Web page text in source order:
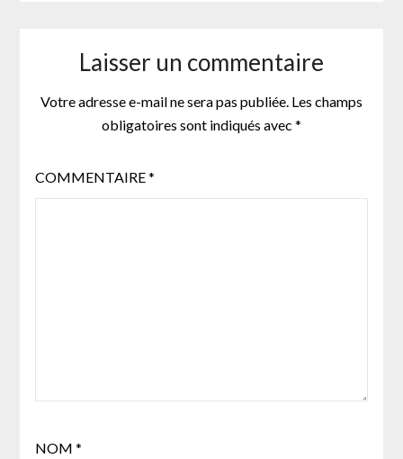
Laisser un commentaire
Votre adresse e-mail ne sera pas publiée. Les champs
obligatoires sont indiqués avec *
COMMENTAIRE*
NOM *